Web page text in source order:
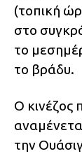
(τοπική
στο
το
το βράδυ.
Ο κινέζος
την